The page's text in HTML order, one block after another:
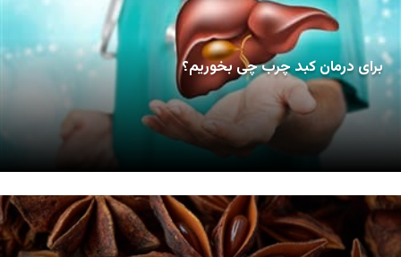
برای درمان کبد چرب چی بخوریم؟